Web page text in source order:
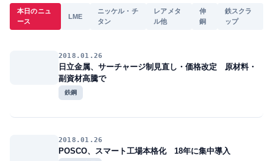
本日のニュ
ース
LME
ニッケル・チ
タン
レアメタ
ル他
伸
銅
鉄スクラ
ップ
2018.01.26
日立金属、サーチャージ制見直し・価格改定 原材料・
副資材高騰で
鉄鋼
2018.01.26
POSCO、スマート工場本格化 18年に集中導入